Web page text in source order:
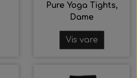
Pure Yoga Tights,
Dame
Vis vare